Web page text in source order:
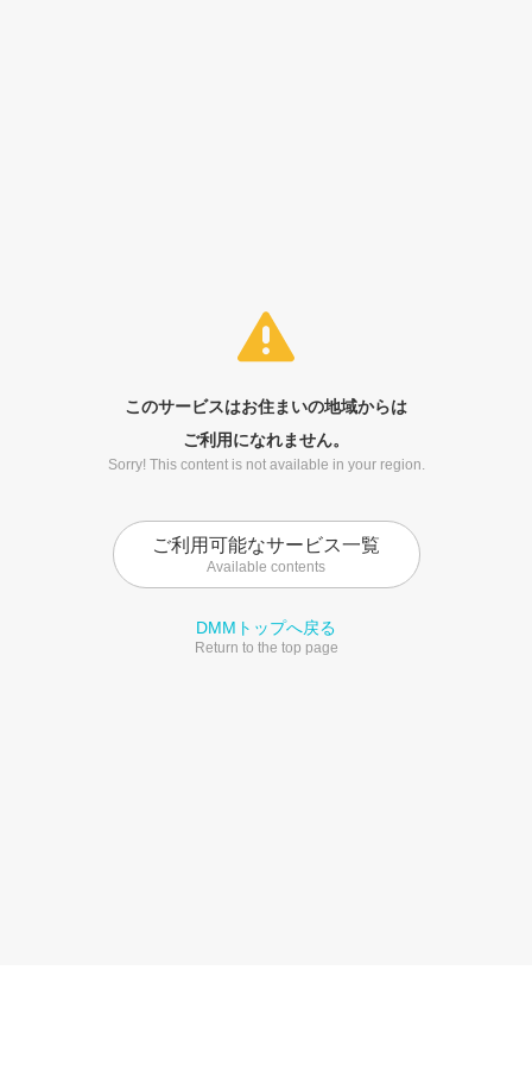
このサービスはお住まいの地域からは
ご利用になれません。
Sorry! This content is not available in your region.
ご利用可能なサービス一覧
Available contents
DMMトップへ戻る
Return to the top page